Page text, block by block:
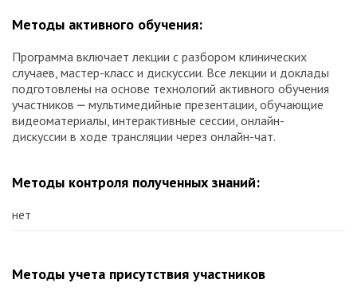
Методы активного обучения:
Программа включает лекции с разбором клинических
случаев, мастер-класс и дискуссии. Все лекции и доклады
подготовлены на основе технологий активного обучения
участников ⎼ мультимедийные презентации, обучающие
видеоматериалы, интерактивные сессии, онлайн-
дискуссии в ходе трансляции через онлайн-чат.
Методы контроля полученных знаний:
нет
Методы учета присутствия участников